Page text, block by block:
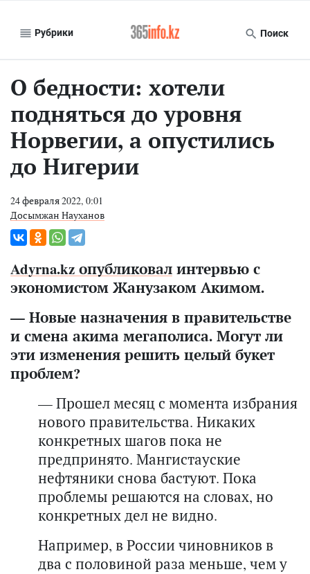
Рубрики Поиск
О бедности: хотели
подняться до уровня
Норвегии, а опустились
до Нигерии
24 февраля 2022, 0:01
Досымжан Науханов
Adyrna.kz опубликовал интервью с
экономистом Жанузаком Акимом.
— Новые назначения в правительстве
и смена акима мегаполиса. Могут ли
эти изменения решить целый букет
проблем?
— Прошел месяц с момента избрания
нового правительства. Никаких
конкретных шагов пока не
предпринято. Мангистауские
нефтяники снова бастуют. Пока
проблемы решаются на словах, но
конкретных дел не видно.
Например, в России чиновников в
два с половиной раза меньше, чем у